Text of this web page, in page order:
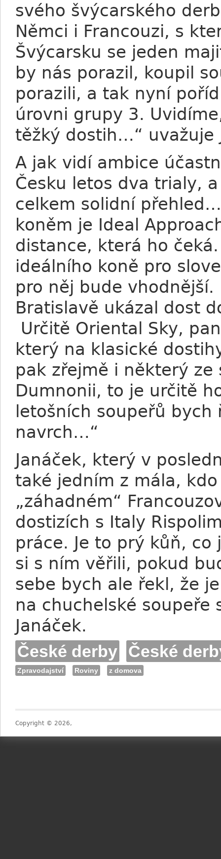
svého švýcarského
Němci i Francouzi, s
Švýcarsku se jeden
by nás porazil, koupil
porazili, a tak nyní
úrovni grupy 3.
těžký dostih…“ uvažuje
A jak vidí ambice
Česku letos dva trialy,
celkem solidní
koněm je Ideal
distance, která ho
ideálního koně pro
pro něj bude
Bratislavě ukázal dost
Určitě Oriental Sky,
který na klasické
pak zřejmě i některý ze
Dumnonii, to je určitě
letošních soupeřů
navrch…“
Janáček, který v
také jedním z mála,
„záhadném“
dostizích s Italy
práce. Je to prý kůň,
si s ním věřili, pokud
sebe bych ale řekl, že
na chuchelské soupeře
Janáček.
České derby České
Zpravodajství Roviny z domova
Copyright © 2026,